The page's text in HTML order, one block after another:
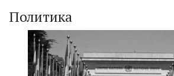
Политика